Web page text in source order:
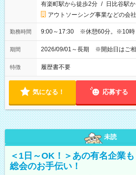
有楽町駅から徒歩2分 / 日比谷駅
アウトソーシング事業などの会社
勤務時間 9:00～17:30 ※休憩60分。※10時
期間 2026/09/01～長期 ※開始日はご
特徴 履歴書不要
気になる！ 応募する
未読
＜1日～OK！＞あの有名企業
総会のお手伝い！